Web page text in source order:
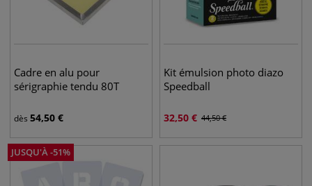
Cadre en alu pour
sérigraphie tendu 80T
dès 54,50 €
Kit émulsion photo diazo
Speedball
32,50 € 44,50€
JUSQU'À-51%